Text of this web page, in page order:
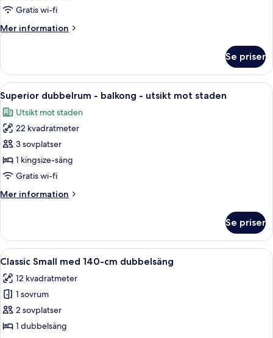
Gratis wi-fi
Mer information
Mer
Se priser
Öppna
alla
foton
för
Superior
dubbelrum
-
-
staden
Ett hotellrum med en stor säng, ett
11
Superior dubbelrum - balkong - utsikt mot staden
Utsikt mot staden
22 kvadratmeter
3 sovplatser
1 kingsize-säng
Gratis wi-fi
Mer information
Mer
dubbelrum
balkong
utsikt
mot
staden
Se priser
Öppna
alla
foton
för
Classic
Small
En säng med en grön, klädd
10
Classic Small med 140-cm dubbelsäng
12 kvadratmeter
1 sovrum
2 sovplatser
1 dubbelsäng